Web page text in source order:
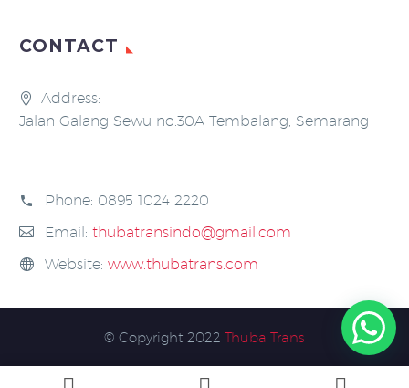
CONTACT
Address:
Jalan Galang Sewu no.30A Tembalang, Semarang
Phone: 0895 1024 2220
Email: thubatransindo@gmail.com
Website: www.thubatrans.com
© Copyright 2022 Thuba Trans